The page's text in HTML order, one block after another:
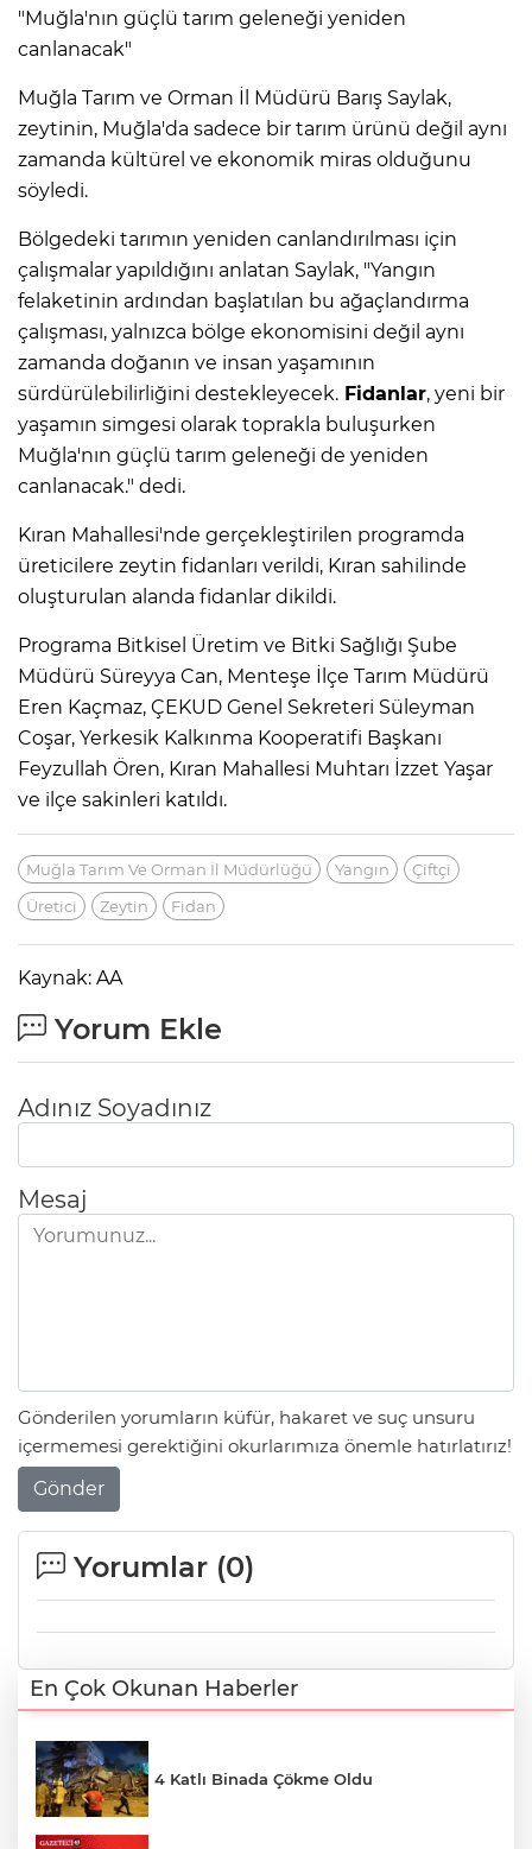
"Muğla'nın güçlü tarım geleneği yeniden
canlanacak"
Muğla Tarım ve Orman İl Müdürü Barış Saylak,
zeytinin, Muğla'da sadece bir tarım ürünü değil aynı
zamanda kültürel ve ekonomik miras olduğunu
söyledi.
Bölgedeki tarımın yeniden canlandırılması için
çalışmalar yapıldığını anlatan Saylak, "Yangın
felaketinin ardından başlatılan bu ağaçlandırma
çalışması, yalnızca bölge ekonomisini değil aynı
zamanda doğanın ve insan yaşamının
sürdürülebilirliğini destekleyecek. Fidanlar, yeni bir
yaşamın simgesi olarak toprakla buluşurken
Muğla'nın güçlü tarım geleneği de yeniden
canlanacak." dedi.
Kıran Mahallesi'nde gerçekleştirilen programda
üreticilere zeytin fidanları verildi, Kıran sahilinde
oluşturulan alanda fidanlar dikildi.
Programa Bitkisel Üretim ve Bitki Sağlığı Şube
Müdürü Süreyya Can, Menteşe İlçe Tarım Müdürü
Eren Kaçmaz, ÇEKUD Genel Sekreteri Süleyman
Coşar, Yerkesik Kalkınma Kooperatifi Başkanı
Feyzullah Ören, Kıran Mahallesi Muhtarı İzzet Yaşar
ve ilçe sakinleri katıldı.
Muğla Tarım Ve Orman İl Müdürlüğü Yangın
Çiftçi
Üretici
Zeytin Fidan
Kaynak: AA
Yorum Ekle
Adınız Soyadınız
Mesaj
Gönderilen yorumların küfür, hakaret ve suç unsuru
içermemesi gerektiğini okurlarımıza önemle hatırlatırız!
Gönder
Yorumlar (0)
En Çok Okunan Haberler
4 Katlı Binada Çökme Oldu